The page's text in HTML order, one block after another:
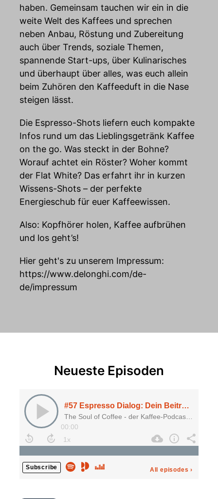
haben. Gemeinsam tauchen wir ein in die
weite Welt des Kaffees und sprechen
neben Anbau, Röstung und Zubereitung
auch über Trends, soziale Themen,
spannende Start-ups, über Kulinarisches
und überhaupt über alles, was euch allein
beim Zuhören den Kaffeeduft in die Nase
steigen lässt.
Die Espresso-Shots liefern euch kompakte
Infos rund um das Lieblingsgetränk Kaffee
on the go. Was steckt in der Bohne?
Worauf achtet ein Röster? Woher kommt
der Flat White? Das erfahrt ihr in kurzen
Wissens-Shots – der perfekte
Energieschub für euer Kaffeewissen.
Also: Kopfhörer holen, Kaffee aufbrühen
und los geht’s!
Hier geht's zu unserem Impressum:
https://www.delonghi.com/de-
de/impressum
Neueste Episoden
#57 Espresso Dialog: Dein Beitrag zu nachhaltigerem Kaffeekonsum!
00:00
Subscribe All episodes ›